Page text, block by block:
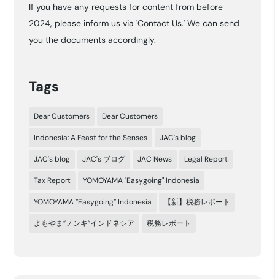
If you have any requests for content from before
2024, please inform us via 'Contact Us.' We can send
you the documents accordingly.
Tags
Dear Customers Dear Customers
Indonesia: A Feast for the Senses JAC's blog
JAC's blog JAC's ブログ JAC News Legal Report
Tax Report YOMOYAMA "Easygoing" Indonesia
YOMOYAMA ”Easygoing” Indonesia 【新】税務レポート
よもやま”ノンキ”インドネシア 税務レポート